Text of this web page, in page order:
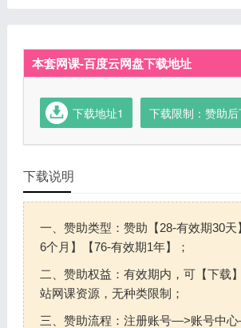
本套网课-百度云网盘下载地址
下载地址1 下载限制：赞助后
下载说明
一、赞助类型：赞助【28-有效期30天
6个月】【76-有效期1年】；
二、赞助权益：有效期内，可【下载
站网课资源，无种类限制；
三、赞助流程：注册账号—>账号中